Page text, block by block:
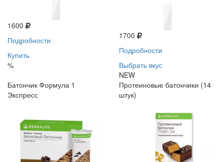
1600
Подробности
Купить
%
1700
Подробности
Выбрать вкус
NEW
Батончик Формула 1
Экспресс
Протеиновые батончики (14
штук)